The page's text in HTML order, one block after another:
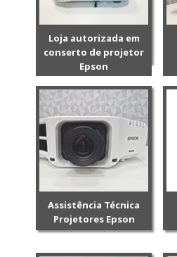
Loja autorizada em
conserto de projetor
Epson
Assistência Técnica
Projetores Epson